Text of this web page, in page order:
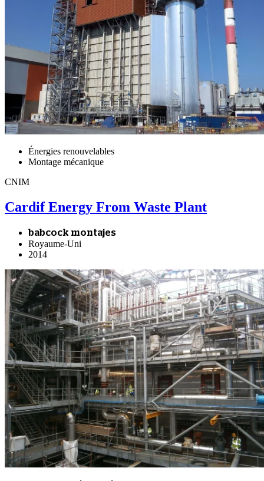
Énergies renouvelables
Montage mécanique
CNIM
Cardif Energy From Waste Plant
babcock montajes
Royaume-Uni
2014